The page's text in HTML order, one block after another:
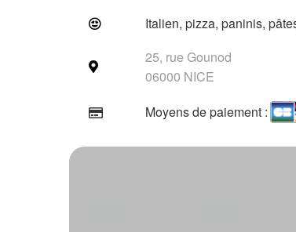
Italien, pizza, paninis,
25, rue Gounod
06000 NICE
Moyens de paiement :